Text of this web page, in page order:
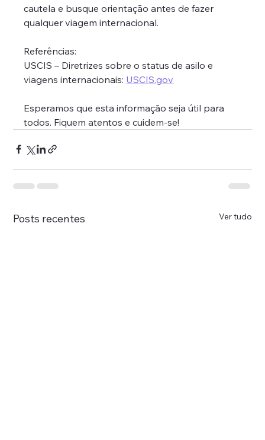
cautela e busque orientação antes de fazer
qualquer viagem internacional.
Referências:
USCIS – Diretrizes sobre o status de asilo e
viagens internacionais: USCIS.gov
Esperamos que esta informação seja útil para
todos. Fiquem atentos e cuidem-se!
Posts recentes Ver tudo